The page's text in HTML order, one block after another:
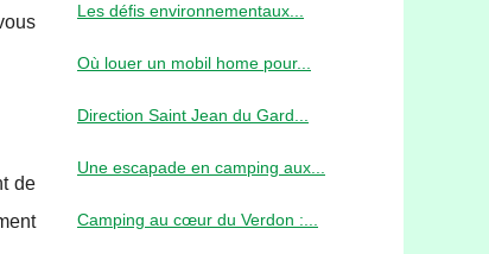
de
Les défis environnementaux...
Où louer un mobil home pour...
Direction Saint Jean du Gard...
Une escapade en camping aux...
Camping au cœur du Verdon :...